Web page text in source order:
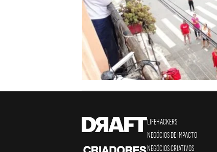
LIFEHACKERS
NEGÓCIOS DE IMPACTO
NEGÓCIOS CRIATIVOS